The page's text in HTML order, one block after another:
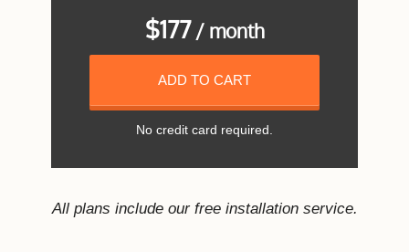
$177/ month
ADD TO CART
No credit card required.
All plans include our free installation service.